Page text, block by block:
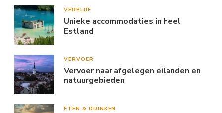
VERBLIJF
Unieke accommodaties in heel
Estland
VERVOER
Vervoer naar afgelegen eilanden en
natuurgebieden
ETEN & DRINKEN